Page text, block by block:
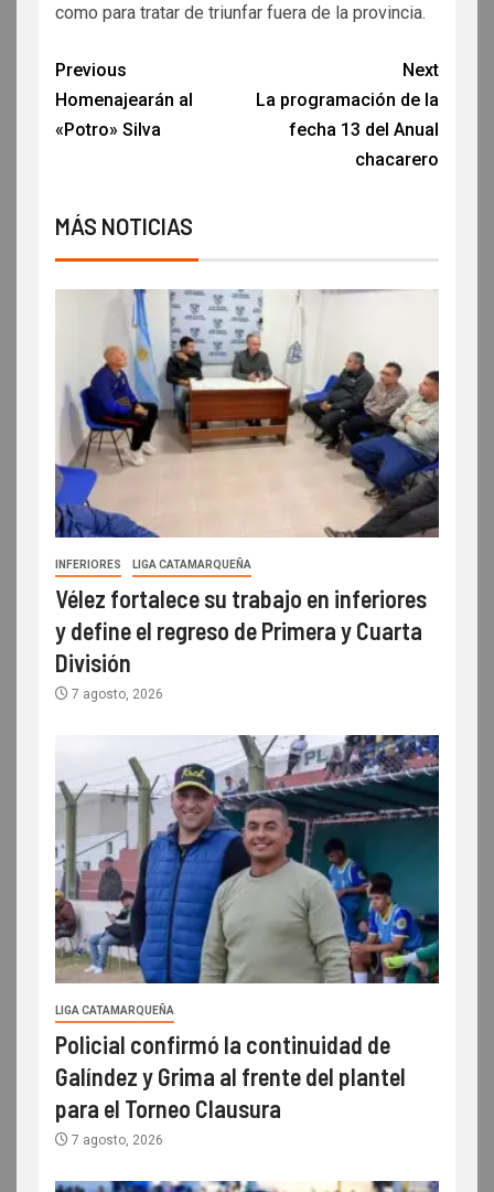
como para tratar de triunfar fuera de la provincia.
Previous
Homenajearán al
«Potro» Silva
Next
La programación de la
fecha 13 del Anual
chacarero
MÁS NOTICIAS
INFERIORES LIGA CATAMARQUEÑA
Vélez fortalece su trabajo en inferiores
y define el regreso de Primera y Cuarta
División
7 agosto, 2026
LIGA CATAMARQUEÑA
Policial confirmó la continuidad de
Galíndez y Grima al frente del plantel
para el Torneo Clausura
7 agosto, 2026